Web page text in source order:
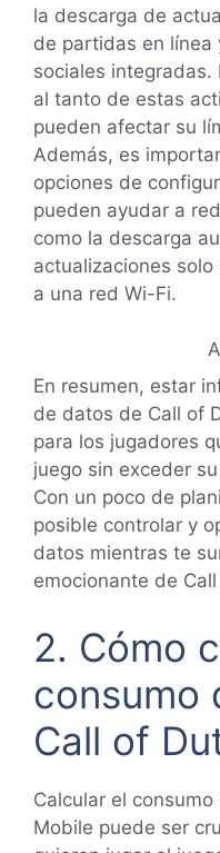
la descarga de
de partidas en línea
sociales
al tanto de estas
pueden afectar su
Además, es
opciones de
pueden ayudar a
como la descarga
actualizaciones
a una red Wi-Fi.
En resumen, estar
de datos de Call of
para los jugadores
juego sin exceder
Con un poco de
posible controlar y
datos mientras te
emocionante de
2. Cómo
consumo
Call of
Calcular el
Mobile puede ser